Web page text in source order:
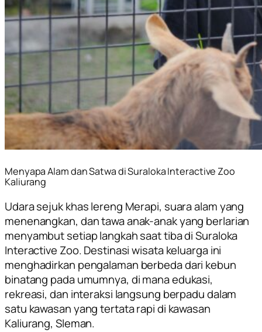
Menyapa Alam dan Satwa di Suraloka Interactive Zoo
Kaliurang
Udara sejuk khas lereng Merapi, suara alam yang
menenangkan, dan tawa anak-anak yang berlarian
menyambut setiap langkah saat tiba di Suraloka
Interactive Zoo. Destinasi wisata keluarga ini
menghadirkan pengalaman berbeda dari kebun
binatang pada umumnya, di mana edukasi,
rekreasi, dan interaksi langsung berpadu dalam
satu kawasan yang tertata rapi di kawasan
Kaliurang, Sleman.